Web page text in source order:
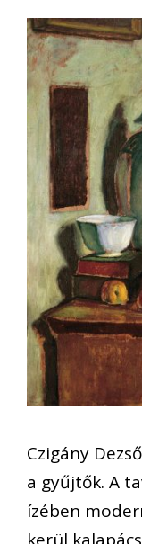
Czigány
a gyűjtők. A
ízében